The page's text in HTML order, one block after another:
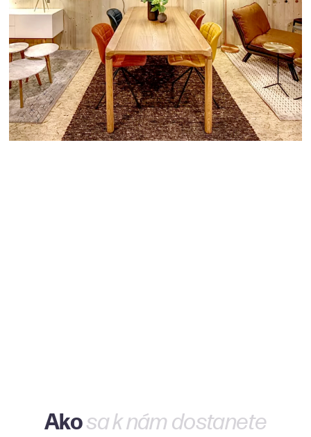
Akosa k nám dostanete